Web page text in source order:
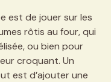
est de jouer sur les
rôtis au four, qui
ou bien pour
croquant. Un
est d’ajouter une